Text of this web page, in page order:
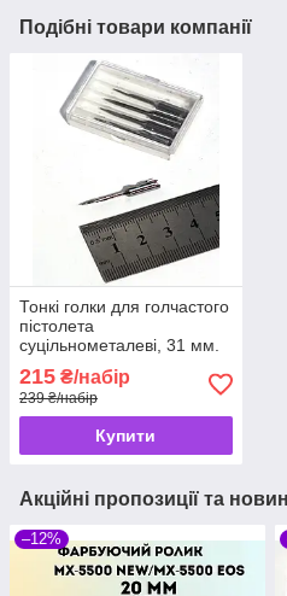
Подібні товари компанії
Тонкі голки для голчастого
пістолета
суцільнометалеві, 31 мм.
A3802, All-App X)
215 ₴/набір
239 ₴/набір
Купити
Акційні пропозиції та
–12%